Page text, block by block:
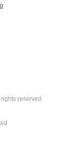
reserved.